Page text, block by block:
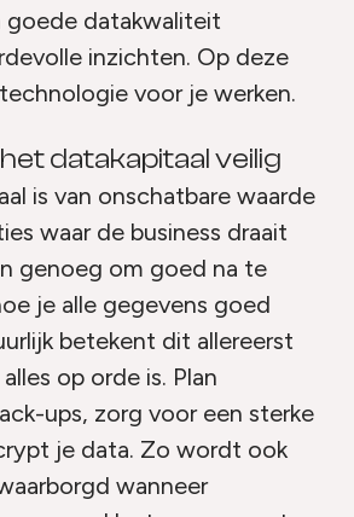
goede datakwaliteit
inzichten. Op deze
voor je werken.
datakapitaal veilig
is van onschatbare waarde
waar de business draait
genoeg om goed na te
je alle gegevens goed
betekent dit allereerst
op orde is. Plan
ups, zorg voor een sterke
je data. Zo wordt ook
wanneer